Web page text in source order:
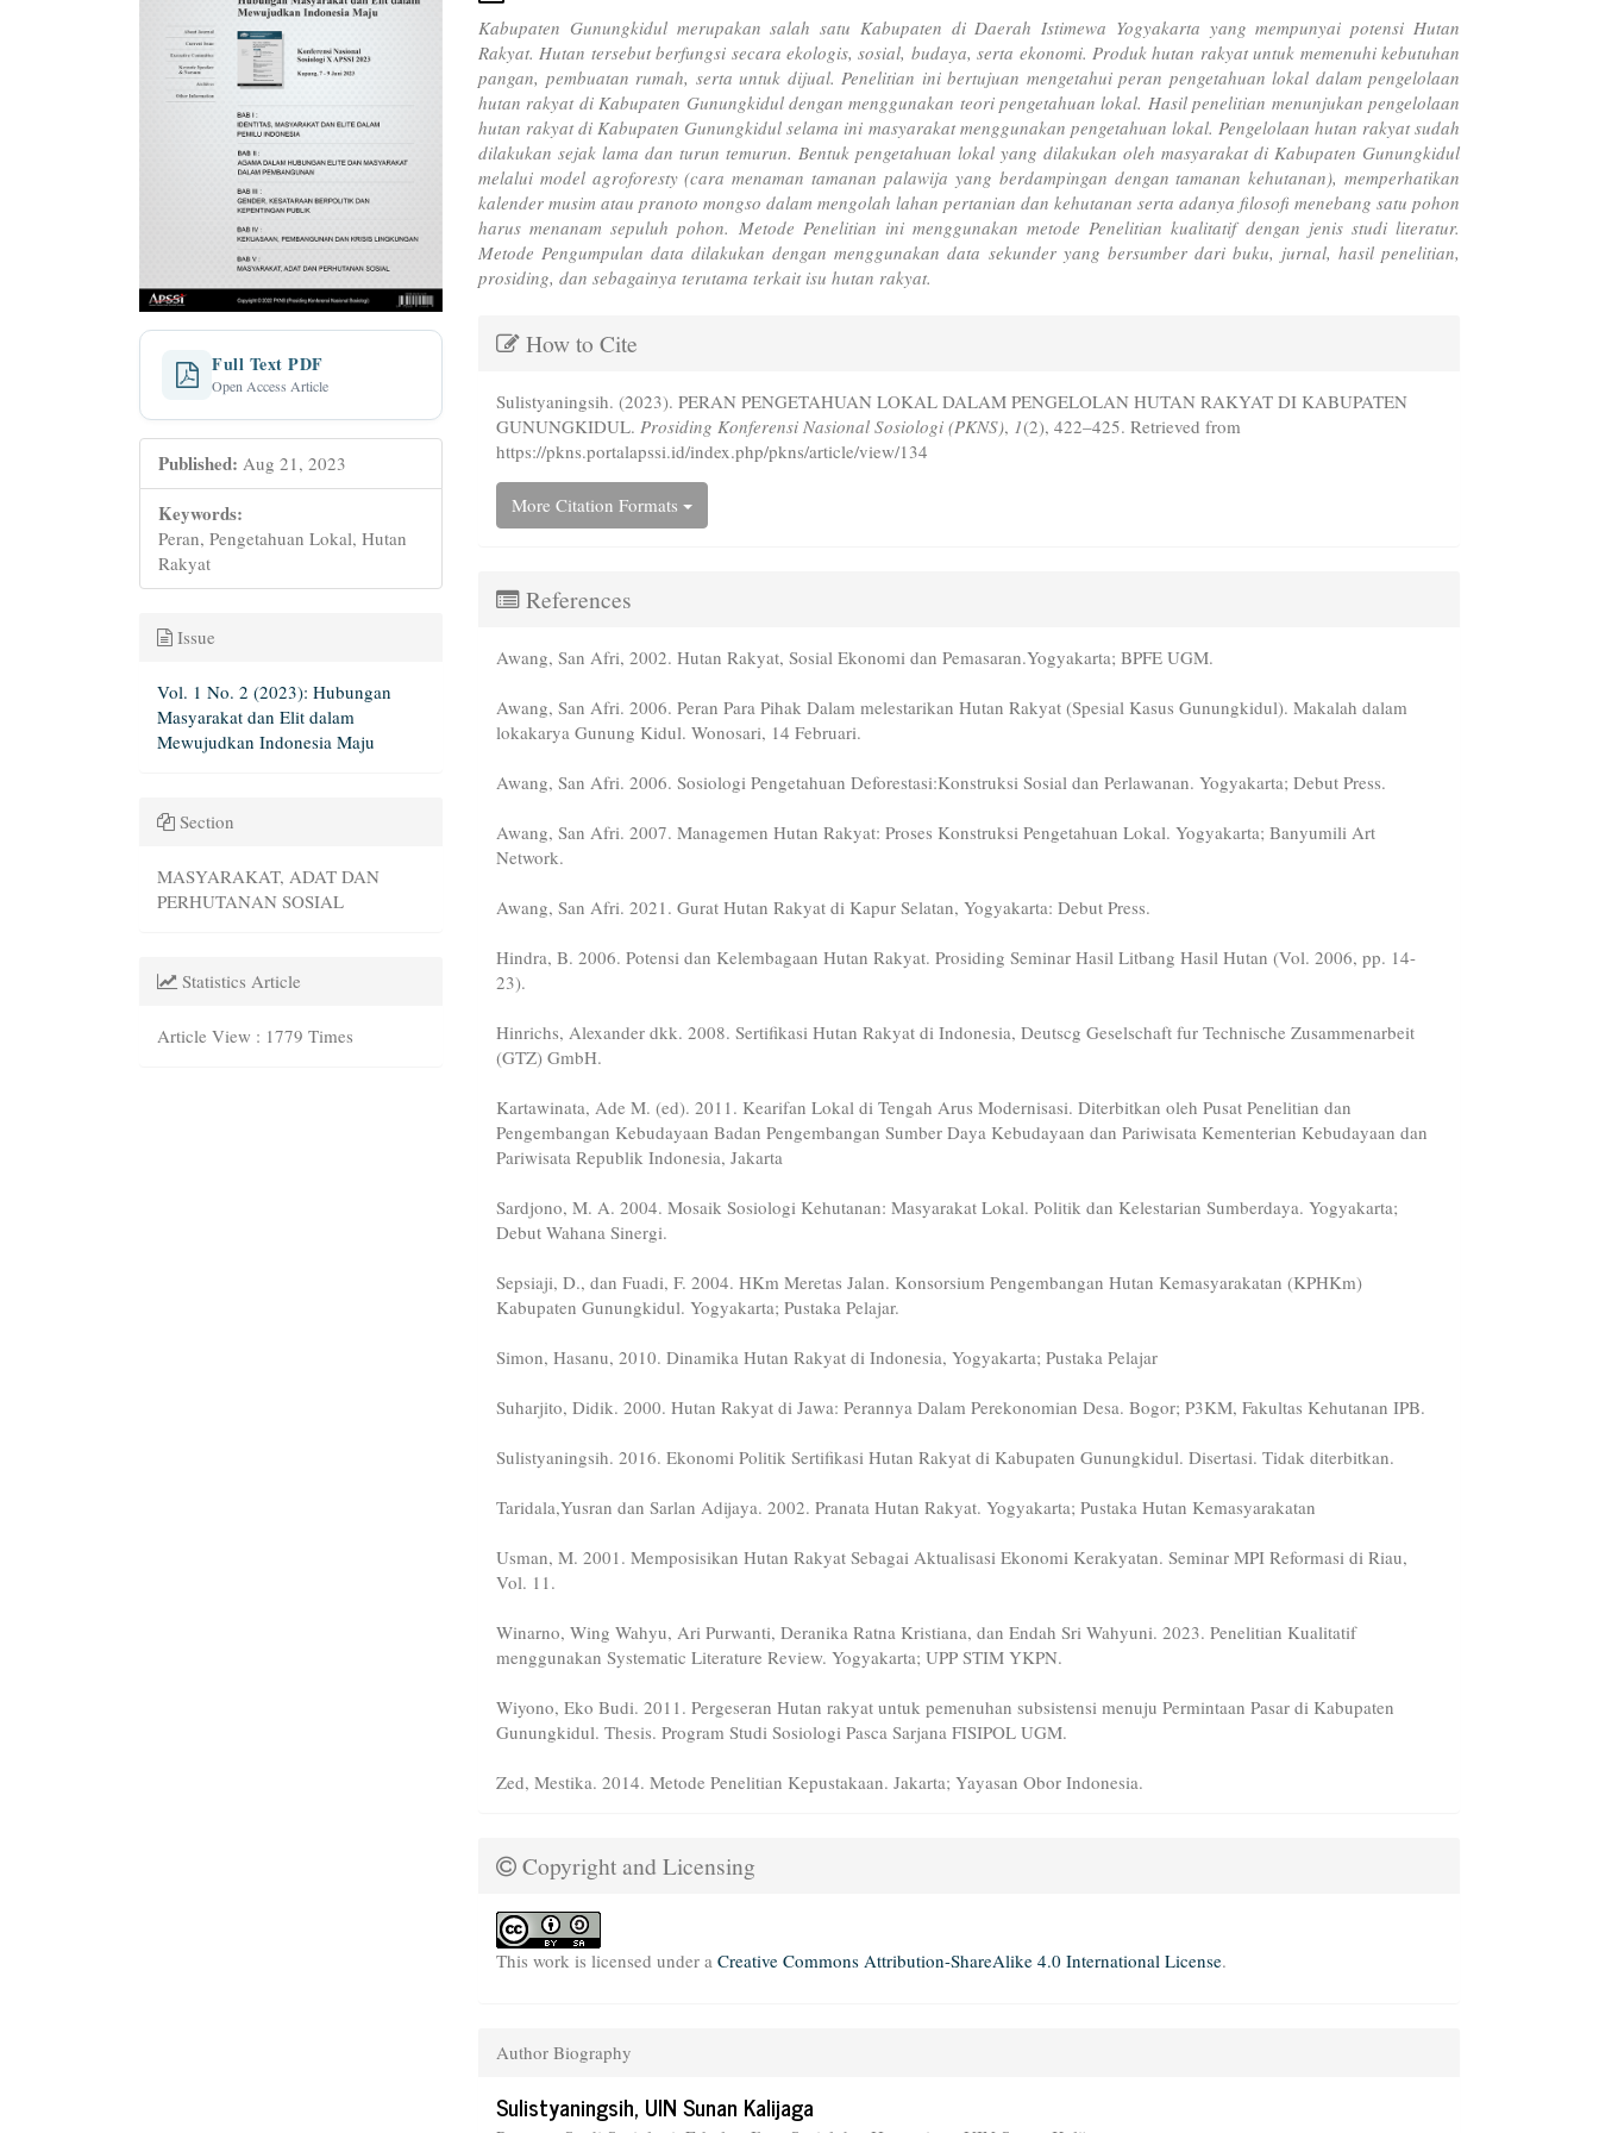
Full Text PDF
Open Access Article
Published: Aug 21, 2023
Keywords:
Peran, Pengetahuan Lokal, Hutan
Rakyat
Issue
Vol. 1 No. 2 (2023): Hubungan
Masyarakat dan Elit dalam
Mewujudkan Indonesia Maju
Section
MASYARAKAT, ADAT DAN
PERHUTANAN SOSIAL
Statistics Article
Article View : 1779 Times
Kabupaten Gunungkidul merupakan salah satu Kabupaten di Daerah Istimewa Yogyakarta yang mempunyai potensi Hutan
Rakyat. Hutan tersebut berfungsi secara ekologis, sosial, budaya, serta ekonomi. Produk hutan rakyat untuk memenuhi kebutuhan
pangan, pembuatan rumah, serta untuk dijual. Penelitian ini bertujuan mengetahui peran pengetahuan lokal dalam pengelolaan
hutan rakyat di Kabupaten Gunungkidul dengan menggunakan teori pengetahuan lokal. Hasil penelitian menunjukan pengelolaan
hutan rakyat di Kabupaten Gunungkidul selama ini masyarakat menggunakan pengetahuan lokal. Pengelolaan hutan rakyat sudah
dilakukan sejak lama dan turun temurun. Bentuk pengetahuan lokal yang dilakukan oleh masyarakat di Kabupaten Gunungkidul
melalui model agroforesty (cara menaman tamanan palawija yang berdampingan dengan tamanan kehutanan), memperhatikan
kalender musim atau pranoto mongso dalam mengolah lahan pertanian dan kehutanan serta adanya filosofi menebang satu pohon
harus menanam sepuluh pohon. Metode Penelitian ini menggunakan metode Penelitian kualitatif dengan jenis studi literatur.
Metode Pengumpulan data dilakukan dengan menggunakan data sekunder yang bersumber dari buku, jurnal, hasil penelitian,
prosiding, dan sebagainya terutama terkait isu hutan rakyat.
Article
How to Cite
Sulistyaningsih. (2023). PERAN PENGETAHUAN LOKAL DALAM PENGELOLAN HUTAN RAKYAT DI KABUPATEN
GUNUNGKIDUL. Prosiding Konferensi Nasional Sosiologi (PKNS), 1(2), 422–425. Retrieved from
https://pkns.portalapssi.id/index.php/pkns/article/view/134
More Citation Formats
References
Awang, San Afri, 2002. Hutan Rakyat, Sosial Ekonomi dan Pemasaran.Yogyakarta; BPFE UGM.
Awang, San Afri. 2006. Peran Para Pihak Dalam melestarikan Hutan Rakyat (Spesial Kasus Gunungkidul). Makalah dalam
lokakarya Gunung Kidul. Wonosari, 14 Februari.
Awang, San Afri. 2006. Sosiologi Pengetahuan Deforestasi:Konstruksi Sosial dan Perlawanan. Yogyakarta; Debut Press.
Awang, San Afri. 2007. Managemen Hutan Rakyat: Proses Konstruksi Pengetahuan Lokal. Yogyakarta; Banyumili Art
Network.
Awang, San Afri. 2021. Gurat Hutan Rakyat di Kapur Selatan, Yogyakarta: Debut Press.
Hindra, B. 2006. Potensi dan Kelembagaan Hutan Rakyat. Prosiding Seminar Hasil Litbang Hasil Hutan (Vol. 2006, pp. 14-
23).
Hinrichs, Alexander dkk. 2008. Sertifikasi Hutan Rakyat di Indonesia, Deutscg Geselschaft fur Technische Zusammenarbeit
(GTZ) GmbH.
Kartawinata, Ade M. (ed). 2011. Kearifan Lokal di Tengah Arus Modernisasi. Diterbitkan oleh Pusat Penelitian dan
Pengembangan Kebudayaan Badan Pengembangan Sumber Daya Kebudayaan dan Pariwisata Kementerian Kebudayaan dan
Pariwisata Republik Indonesia, Jakarta
Sardjono, M. A. 2004. Mosaik Sosiologi Kehutanan: Masyarakat Lokal. Politik dan Kelestarian Sumberdaya. Yogyakarta;
Debut Wahana Sinergi.
Sepsiaji, D., dan Fuadi, F. 2004. HKm Meretas Jalan. Konsorsium Pengembangan Hutan Kemasyarakatan (KPHKm)
Kabupaten Gunungkidul. Yogyakarta; Pustaka Pelajar.
Simon, Hasanu, 2010. Dinamika Hutan Rakyat di Indonesia, Yogyakarta; Pustaka Pelajar
Suharjito, Didik. 2000. Hutan Rakyat di Jawa: Perannya Dalam Perekonomian Desa. Bogor; P3KM, Fakultas Kehutanan IPB.
Sulistyaningsih. 2016. Ekonomi Politik Sertifikasi Hutan Rakyat di Kabupaten Gunungkidul. Disertasi. Tidak diterbitkan.
Taridala,Yusran dan Sarlan Adijaya. 2002. Pranata Hutan Rakyat. Yogyakarta; Pustaka Hutan Kemasyarakatan
Usman, M. 2001. Memposisikan Hutan Rakyat Sebagai Aktualisasi Ekonomi Kerakyatan. Seminar MPI Reformasi di Riau,
Vol. 11.
Winarno, Wing Wahyu, Ari Purwanti, Deranika Ratna Kristiana, dan Endah Sri Wahyuni. 2023. Penelitian Kualitatif
menggunakan Systematic Literature Review. Yogyakarta; UPP STIM YKPN.
Wiyono, Eko Budi. 2011. Pergeseran Hutan rakyat untuk pemenuhan subsistensi menuju Permintaan Pasar di Kabupaten
Gunungkidul. Thesis. Program Studi Sosiologi Pasca Sarjana FISIPOL UGM.
Zed, Mestika. 2014. Metode Penelitian Kepustakaan. Jakarta; Yayasan Obor Indonesia.
Copyright and Licensing
This work is licensed under a Creative Commons Attribution-ShareAlike 4.0 International License.
Author Biography
Sulistyaningsih, UIN Sunan Kalijaga